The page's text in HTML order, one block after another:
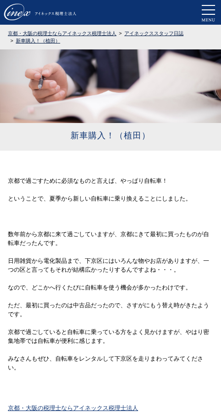
京都・大阪で税務調査に強い税理士な
京都・大阪の税理士ならアイネックス税理士法人
アイネックススタッフ日誌
新車購入！（植田）
新車購入！（植田）
京都で過ごすために必須なものと言えば、やっぱり自転車！
ということで、夏季から新しい自転車に乗り換えることにしました。
数年前から京都に来て過ごしていますが、京都にきて最初に買ったものが自
転車だったんです。
日用雑貨から電化製品まで、下京区にはいろんな物やお店がありますが、一
つの区と言ってもそれが結構広かったりするんですよね・・・。
なので、どこかへ行くたびに自転車を使う機会が多かったわけです。
ただ、最初に買ったのは中古品だったので、さすがにもう替え時がきたよう
です。
京都で過ごしていると自転車に乗っている方をよく見かけますが、やはり密
集地帯では自転車が便利に感じます。
みなさんもぜひ、自転車をレンタルして下京区を走りまわってみてくださ
い。
京都・大阪の税理士ならアイネックス税理士法人